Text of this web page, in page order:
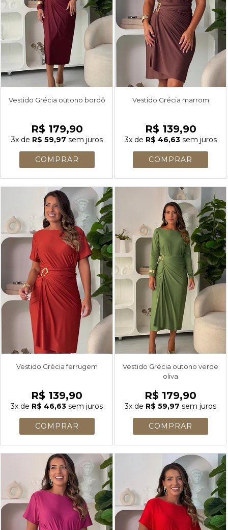
Vestido Grécia outono bordô
R$ 179,90
3xde R$ 59,97 sem juros
Vestido Grécia marrom
R$ 139,90
3xde R$ 46,63sem juros
Vestido Grécia ferrugem
R$ 139,90
3x de R$ 46,63 sem juros
Vestido Grécia outono verde
oliva
R$ 179,90
3x de R$ 59,97 sem juros